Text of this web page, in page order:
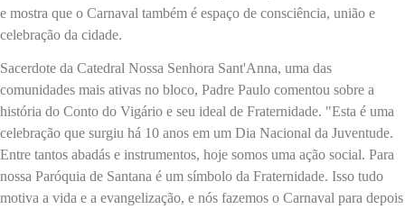
e mostra que o Carnaval também é espaço de consciência, união e
celebração da cidade.
Sacerdote da Catedral Nossa Senhora Sant'Anna, uma das
comunidades mais ativas no bloco, Padre Paulo comentou sobre a
história do Conto do Vigário e seu ideal de Fraternidade. "Esta é uma
celebração que surgiu há 10 anos em um Dia Nacional da Juventude.
Entre tantos abadás e instrumentos, hoje somos uma ação social. Para
nossa Paróquia de Santana é um símbolo da Fraternidade. Isso tudo
motiva a vida e a evangelização, e nós fazemos o Carnaval para depois